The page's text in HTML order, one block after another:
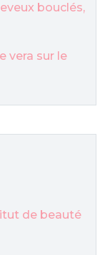
bouclés,
vera sur le
de beauté